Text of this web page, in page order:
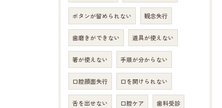
ボタンが留められない 観念失行
歯磨きができない 道具が使えない
箸が使えない 手順が分からない
口腔顔面失行 口を開けられない
舌を出せない 口腔ケア 歯科受診